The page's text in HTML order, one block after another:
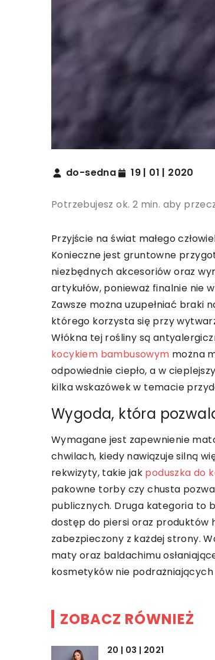
do-sedna 19 | 01 | 2020
Potrzebujesz ok. 2 min. aby
Przyjście na świat małego
Konieczne jest gruntowne
niezbędnych akcesoriów oraz
artykułów, ponieważ finalnie nie
Zawsze można uzupełniać braki
którego korzysta się przy
Włókna tej rośliny są
kocykiem bambusowym można
odpowiednie ciepło, a w
kilka wskazówek w temacie
Wygoda, która
Wymagane jest zapewnienie
chwilach, kiedy nawiązuje silną
rekwizyty, takie jak poduszka do
pakowne torby czy chusta
publicznych. Druga kategoria to
dostęp do piersi oraz produktów
zabezpieczony z każdej strony.
maty oraz baldachimu
kosmetyków nie
ZOBACZ RÓWNIEŻ
20 | 03 | 2021